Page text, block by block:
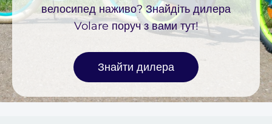
велосипед наживо? Знайдіть дилера
Volare поруч з вами тут!
Знайти дилера